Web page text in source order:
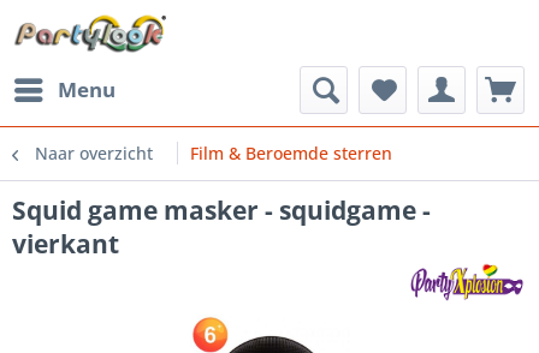
Menu
Naar overzicht Film & Beroemde sterren
Squid game masker - squidgame -
vierkant